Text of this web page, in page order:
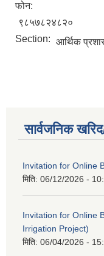
फोन:
९८५७८२४८२०
Section: आर्थिक
सार्वजनिक
Invitation for Online
मिति: 06/12/2026 -
Invitation for Online
Irrigation Project)
मिति: 06/04/2026 -